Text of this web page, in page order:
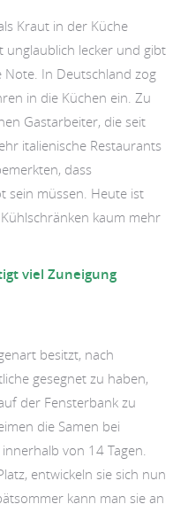
Kraut in der Küche
unglaublich lecker und gibt
In Deutschland zog
in die Küchen ein. Zu
Gastarbeiter, die seit
italienische Restaurants
dass
sein müssen. Heute ist
kaum mehr
viel Zuneigung
besitzt, nach
gesegnet zu haben,
der Fensterbank zu
die Samen bei
von 14 Tagen.
entwickeln sie sich nun
kann man sie an